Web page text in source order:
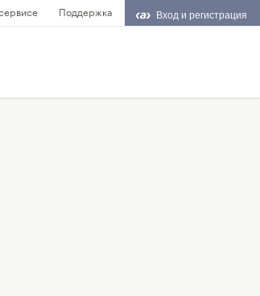
Поддержка Вход и регистрация